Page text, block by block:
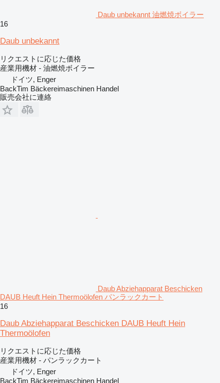
Daub unbekannt 油燃焼ボイラー
16
Daub unbekannt
リクエストに応じた価格
産業用機材 - 油燃焼ボイラー
ドイツ, Enger
BackTim Bäckereimaschinen Handel
販売会社に連絡
Daub Abziehapparat Beschicken
DAUB Heuft Hein Thermoölofen パンラックカート
16
Daub Abziehapparat Beschicken DAUB Heuft Hein
Thermoölofen
リクエストに応じた価格
産業用機材 - パンラックカート
ドイツ, Enger
BackTim Bäckereimaschinen Handel